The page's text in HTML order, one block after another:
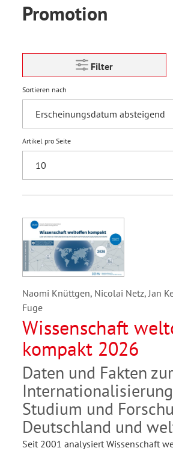
Promotion
Filter
Sortieren nach
Artikel pro Seite
Naomi Knüttgen, Nicolai Netz, Jan
Fuge
Wissenschaft
kompakt 2026
Daten und Fakten zur
Studium und
Deutschland und
Seit 2001 analysiert Wissenschaft